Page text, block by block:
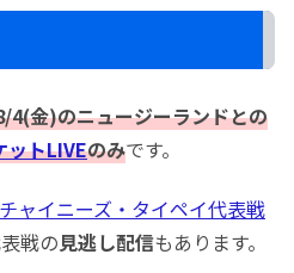
4(金)のニュージーランドとの
ットLIVEのみです。
チャイニーズ・タイペイ代表戦
戦の見逃し配信もあります。